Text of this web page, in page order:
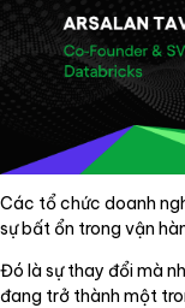
Các tổ chức doanh
sự bất ổn trong vận
Đó là sự thay đổi mà
đang trở thành một